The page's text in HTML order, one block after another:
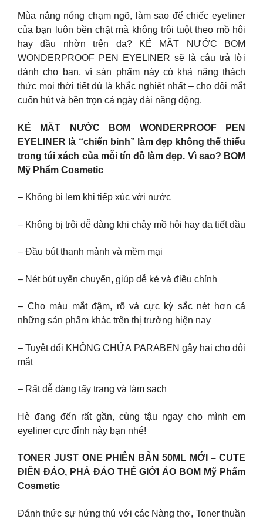
Mùa nắng nóng chạm ngõ, làm sao để chiếc eyeliner
của bạn luôn bền chặt mà không trôi tuột theo mồ hôi
hay dầu nhờn trên da? KẺ MẮT NƯỚC BOM
WONDERPROOF PEN EYELINER sẽ là câu trả lời
dành cho bạn, vì sản phẩm này có khả năng thách
thức mọi thời tiết dù là khắc nghiệt nhất – cho đôi mắt
cuốn hút và bền trọn cả ngày dài năng động.
KẺ MẮT NƯỚC BOM WONDERPROOF PEN
EYELINER là “chiến binh” làm đẹp không thể thiếu
trong túi xách của mỗi tín đồ làm đẹp. Vì sao? BOM
Mỹ Phẩm Cosmetic
– Không bị lem khi tiếp xúc với nước
– Không bị trôi dễ dàng khi chảy mồ hôi hay da tiết dầu
– Đầu bút thanh mảnh và mềm mại
– Nét bút uyển chuyển, giúp dễ kẻ và điều chỉnh
– Cho màu mắt đậm, rõ và cực kỳ sắc nét hơn cả
những sản phẩm khác trên thị trường hiện nay
– Tuyệt đối KHÔNG CHỨA PARABEN gây hại cho đôi
mắt
– Rất dễ dàng tẩy trang và làm sạch
Hè đang đến rất gần, cùng tậu ngay cho mình em
eyeliner cực đỉnh này bạn nhé!
TONER JUST ONE PHIÊN BẢN 50ML MỚI – CUTE
ĐIÊN ĐẢO, PHÁ ĐẢO THẾ GIỚI ẢO BOM Mỹ Phẩm
Cosmetic
Đánh thức sự hứng thú với các Nàng thơ, Toner thuần